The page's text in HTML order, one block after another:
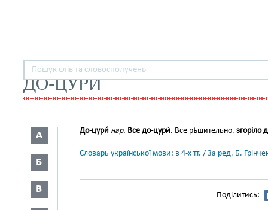
ДО-ЦУРИ
А
Б
В
До-цури́ нар. Все до-цури́. Все рѣшительно. згоріло
Словарь української мови: в 4-х тт. / За ред. Б.
Поділитись: